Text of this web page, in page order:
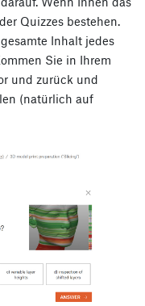
Quizzes bestehen.
Inhalt jedes
Sie in Ihrem
und zurück und
(natürlich auf